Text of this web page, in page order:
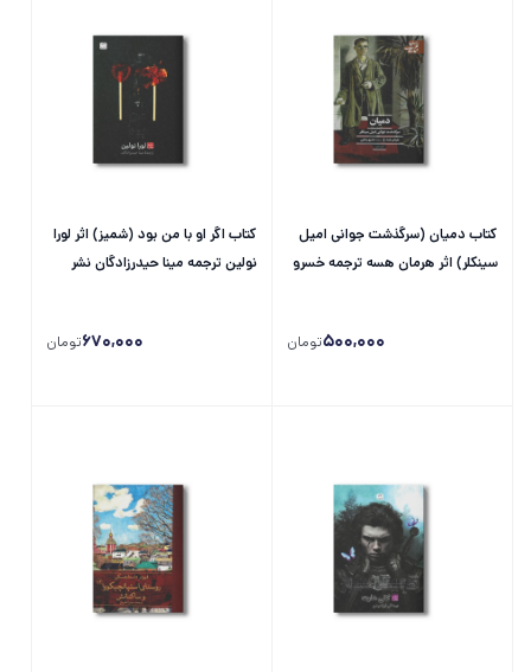
کتاب دمیان (سرگذشت جوانی امیل
سینکلر) اثر هرمان هسه ترجمه خسرو
500,000تومان
کتاب اگر او با من بود (شمیز) اثر لورا
نولین ترجمه مینا حیدرزادگان نشر
670,000تومان